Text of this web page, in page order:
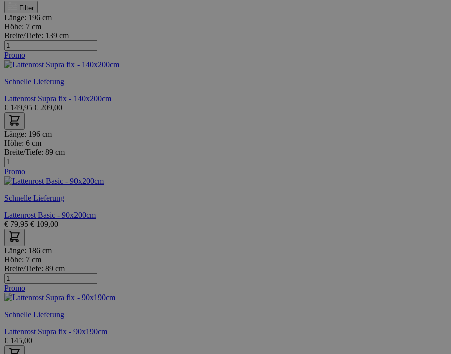
Filter
Länge: 196 cm
Höhe: 7 cm
Breite/Tiefe: 139 cm
Promo
Schnelle Lieferung
Lattenrost Supra fix - 140x200cm
€ 149,95 € 209,00
Länge: 196 cm
Höhe: 6 cm
Breite/Tiefe: 89 cm
Promo
Schnelle Lieferung
Lattenrost Basic - 90x200cm
€ 79,95 € 109,00
Länge: 186 cm
Höhe: 7 cm
Breite/Tiefe: 89 cm
Promo
Schnelle Lieferung
Lattenrost Supra fix - 90x190cm
€ 145,00